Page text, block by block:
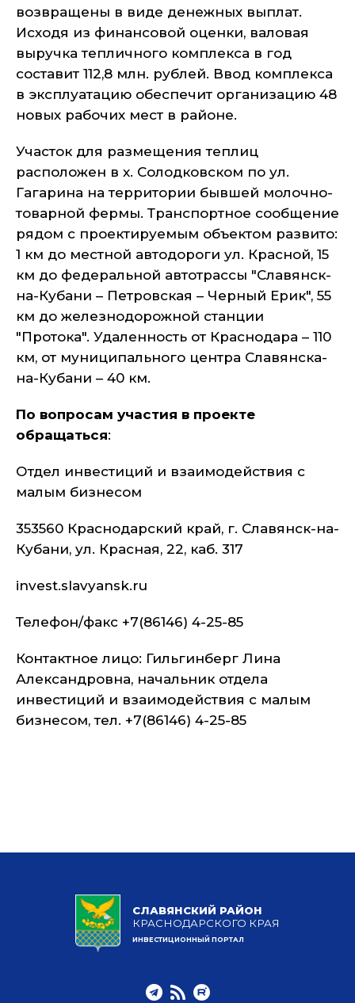
возвращены в виде денежных выплат.
Исходя из финансовой оценки, валовая
выручка тепличного комплекса в год
составит 112,8 млн. рублей. Ввод комплекса
в эксплуатацию обеспечит организацию 48
новых рабочих мест в районе.
Участок для размещения теплиц
расположен в х. Солодковском по ул.
Гагарина на территории бывшей молочно-
товарной фермы. Транспортное сообщение
рядом с проектируемым объектом развито:
1 км до местной автодороги ул. Красной, 15
км до федеральной автотрассы "Славянск-
на-Кубани – Петровская – Черный Ерик", 55
км до железнодорожной станции
"Протока". Удаленность от Краснодара – 110
км, от муниципального центра Славянска-
на-Кубани – 40 км.
По вопросам участия в проекте
обращаться:
Отдел инвестиций и взаимодействия с
малым бизнесом
353560 Краснодарский край, г. Славянск-на-
Кубани, ул. Красная, 22, каб. 317
invest.slavyansk.ru
Телефон/факс +7(86146) 4-25-85
Контактное лицо: Гильгинберг Лина
Александровна, начальник отдела
инвестиций и взаимодействия с малым
бизнесом, тел. +7(86146) 4-25-85
СЛАВЯНСКИЙ РАЙОН
КРАСНОДАРСКОГО КРАЯ
ИНВЕСТИЦИОННЫЙ ПОРТАЛ